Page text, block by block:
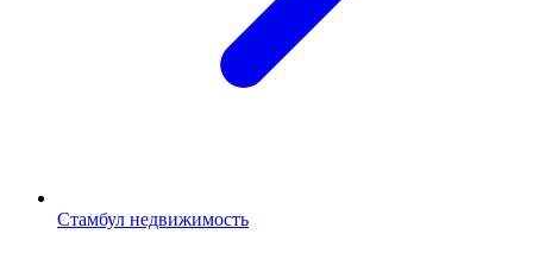
Стамбул недвижимость